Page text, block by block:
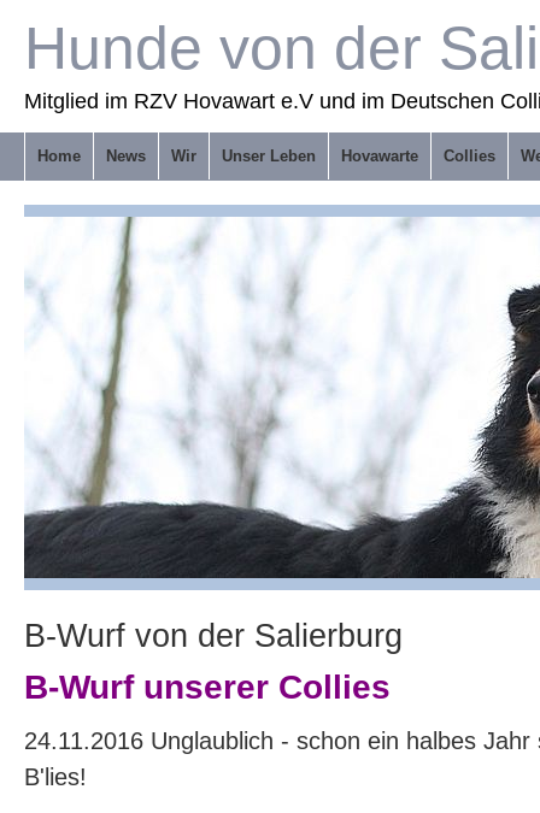
Hunde von der
Mitglied im RZV Hovawart e.V und im Deutschen
Home News Wir Unser Leben Hovawarte Collies
B-Wurf von der Salierburg
B-Wurf unserer Collies
24.11.2016 Unglaublich - schon ein halbes
B'lies!